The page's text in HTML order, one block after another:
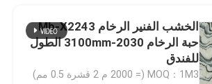
الخشب الفنير الرخام Mb-X2243
حبة الرخام 2030-3100mm الطول
للفندق
MOQ：1M3 (= 2000 م 2 قشرة 0.5 مم)